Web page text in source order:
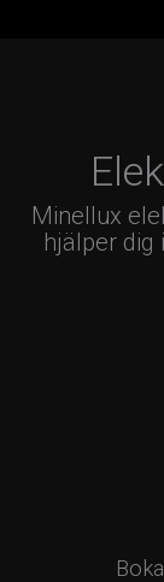
Minellux
hjälper dig